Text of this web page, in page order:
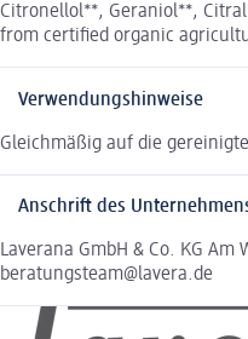
Citronellol**, Geraniol**,
from certified organic
Verwendungshinweise
Gleichmäßig auf die
Anschrift des
Laverana GmbH & Co. KG
beratungsteam@lavera.de